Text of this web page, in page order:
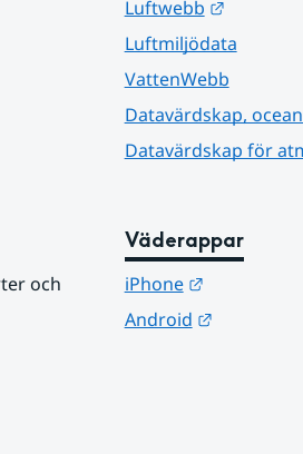
Luftwebb
Länk till
Luftmiljödata
VattenWebb
Datavärdskap,
Datavärdskap för
och
Väderappar
iPhone
Länk till
Android
Länk till